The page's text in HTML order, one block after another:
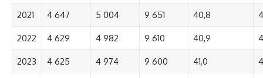
2021 4 647 5 004 9 651 40,8
2022 4 629 4 982 9 610 40,9
2023 4 625 4 974 9 600 41,0